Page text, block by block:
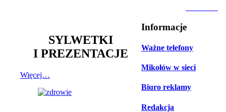
SYLWETKI
I PREZENTACJE
Więcej…
Informacje
Ważne telefony
Mikołów w sieci
Biuro reklamy
Redakcja